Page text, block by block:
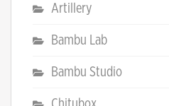
Artillery
Bambu Lab
Bambu Studio